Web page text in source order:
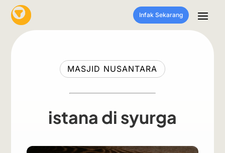
Infak Sekarang
MASJID NUSANTARA
istana di syurga